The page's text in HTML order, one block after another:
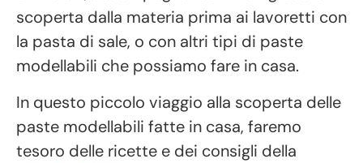
scoperta dalla materia prima ai lavoretti con
la pasta di sale, o con altri tipi di paste
modellabili che possiamo fare in casa.
In questo piccolo viaggio alla scoperta delle
paste modellabili fatte in casa, faremo
tesoro delle ricette e dei consigli della